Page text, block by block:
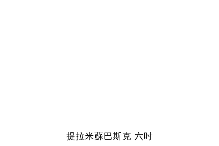
提拉米蘇巴斯克 六吋